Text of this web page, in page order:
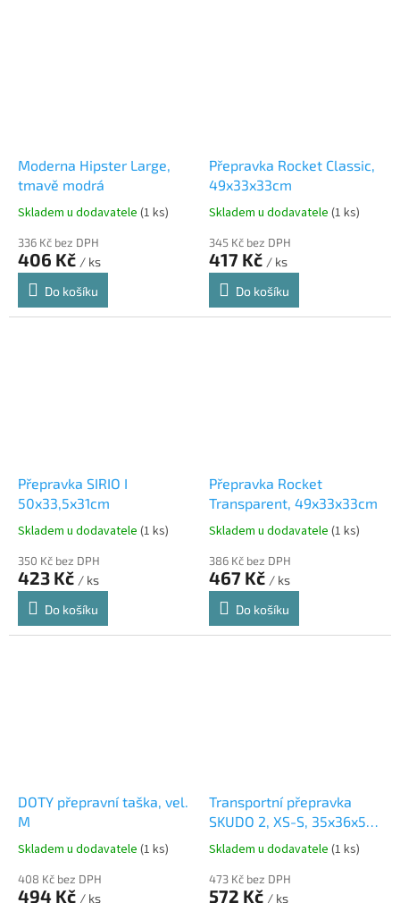
Moderna Hipster Large,
tmavě modrá
Skladem u dodavatele (1 ks)
336 Kč bez DPH
406 Kč / ks
Do košíku
Přepravka Rocket Classic,
49x33x33cm
Skladem u dodavatele (1 ks)
345 Kč bez DPH
417 Kč / ks
Do košíku
Přepravka SIRIO I
50x33,5x31cm
Skladem u dodavatele (1 ks)
350 Kč bez DPH
423 Kč / ks
Do košíku
Přepravka Rocket
Transparent, 49x33x33cm
Skladem u dodavatele (1 ks)
386 Kč bez DPH
467 Kč / ks
Do košíku
DOTY přepravní taška, vel.
M
Skladem u dodavatele (1 ks)
408 Kč bez DPH
494 Kč / ks
Transportní přepravka
SKUDO 2, XS-S, 35x36x55
cm, tmavě šedá/písková
Skladem u dodavatele (1 ks)
473 Kč bez DPH
572 Kč / ks